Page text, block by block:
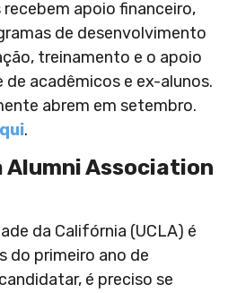
recebem apoio financeiro,
de desenvolvimento
treinamento e o apoio
de acadêmicos e ex-alunos.
abrem em setembro.
.
Alumni Association
da Califórnia (UCLA) é
do primeiro ano de
é preciso se